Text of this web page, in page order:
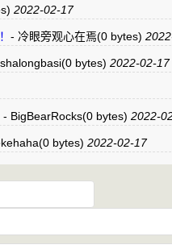
2022-02-17
- 冷眼旁观心在焉(0 bytes)
shalongbasi(0 bytes) 2022-02-17
- BigBearRocks(0 bytes) 2022-
(0 bytes) 2022-02-17